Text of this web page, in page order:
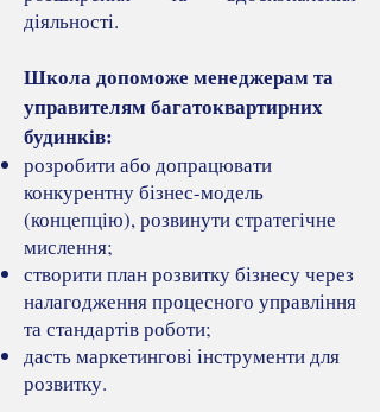
діяльності.
Школа допоможе менеджерам та
управителям багатоквартирних
будинків:
розробити або допрацювати
конкурентну бізнес-модель
(концепцію), розвинути стратегічне
мислення;
створити план розвитку бізнесу через
налагодження процесного управління
та стандартів роботи;
дасть маркетингові інструменти для
розвитку.